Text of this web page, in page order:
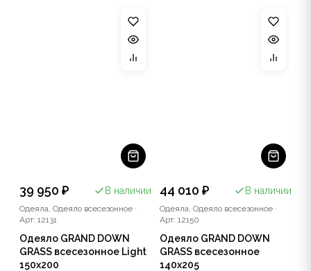
39 950 ₽ В наличии
Одеяла, Одеяло всесезонное ·
Арт: 12131
Одеяло GRAND DOWN
GRASS всесезонное Light
150x200
44 010 ₽ В наличии
Одеяла, Одеяло всесезонное ·
Арт: 12150
Одеяло GRAND DOWN
GRASS всесезонное
140x205